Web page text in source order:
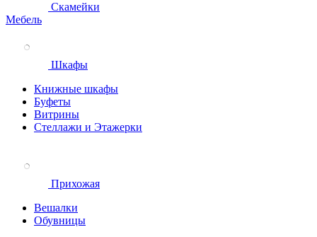
Скамейки
Мебель
Шкафы
Книжные шкафы
Буфеты
Витрины
Стеллажи и Этажерки
Прихожая
Вешалки
Обувницы